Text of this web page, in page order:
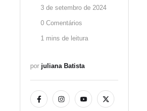
3 de setembro de 2024
0 Comentários
1 mins de leitura
por juliana Batista